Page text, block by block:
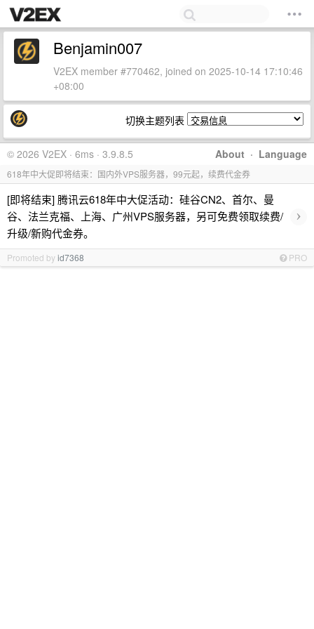
Benjamin007
V2EX member #770462, joined on 2025-10-14 17:10:46
+08:00
切换主题列表
About · Language
© 2026 V2EX · 6ms · 3.9.8.5
618年中大促即将结束：国内外VPS服务器，99元起，续费代金券
[即将结束] 腾讯云618年中大促活动：硅谷CN2、首尔、曼
谷、法兰克福、上海、广州VPS服务器，另可免费领取续费/
升级/新购代金券。
›
Promoted byid7368 PRO